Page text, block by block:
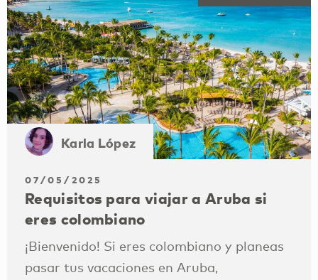
Karla López
07/05/2025
Requisitos para viajar a Aruba si
eres colombiano
¡Bienvenido! Si eres colombiano y planeas
pasar tus vacaciones en Aruba,